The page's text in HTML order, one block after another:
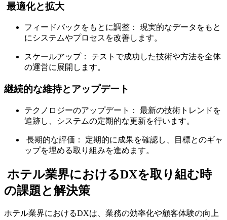
最適化と拡大
フィードバックをもとに調整： 現実的なデータをもと
にシステムやプロセスを改善します。
スケールアップ： テストで成功した技術や方法を全体
の運営に展開します。
継続的な維持とアップデート
テクノロジーのアップデート： 最新の技術トレンドを
追跡し、システムの定期的な更新を行います。
長期的な評価： 定期的に成果を確認し、目標とのギャ
ップを埋める取り組みを進めます。
ホテル業界におけるDXを取り組む時
の課題と解決策
ホテル業界におけるDXは、業務の効率化や顧客体験の向上